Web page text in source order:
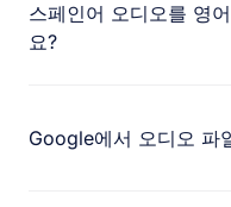
스페인어 오디오를 영
요?
Google에서 오디오 파